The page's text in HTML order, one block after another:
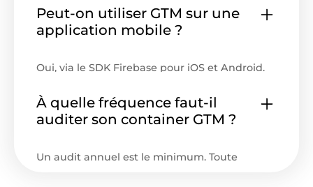
l'utilisateur. GTM supporte également le
Server Side Tagging pour contourner les
adblockers et renforcer la qualité des
Peut-on utiliser GTM sur une
application mobile ?
Oui, via le SDK Firebase pour iOS et Android.
déclencheurs, variables) mais
l'implémentation technique diffère d'un site
web.
À quelle fréquence faut-il
auditer son container GTM ?
Un audit annuel est le minimum. Toute